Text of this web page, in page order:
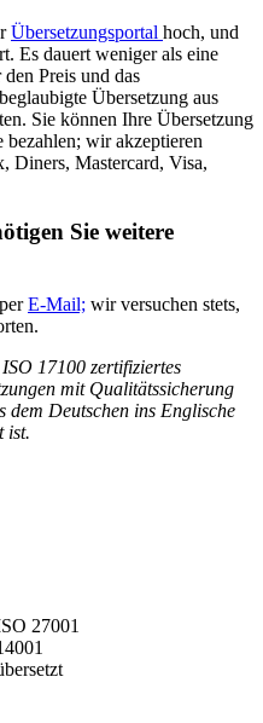
Übersetzungsportal hoch, und
Es dauert weniger als eine
Preis und das
Übersetzung aus
Sie können Ihre Übersetzung
wir akzeptieren
Diners, Mastercard, Visa,
Sie weitere
E-Mail; wir versuchen stets,
17100 zertifiziertes
mit Qualitätssicherung
dem Deutschen ins Englische
ist.
27001